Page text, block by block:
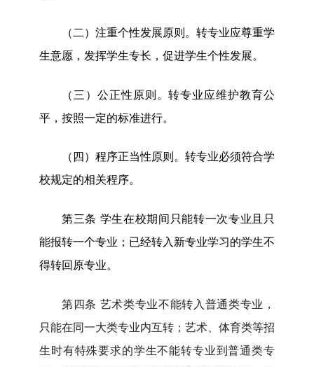
（二）注重个性发展原则。转专业应尊重学
生意愿，发挥学生专长，促进学生个性发展。
（三）公正性原则。转专业应维护教育公
平，按照一定的标准进行。
（四）程序正当性原则。转专业必须符合学
校规定的相关程序。
第三条 学生在校期间只能转一次专业 且只
能报转一个专业；已经转入新专业学习的学生不
得转回原专业。
第四条 艺术类专业不能转入普通类专业，
只能在同一大类专业内互转；艺术、体育类等招
生时有特殊要求的学生不能转专业到普通类专